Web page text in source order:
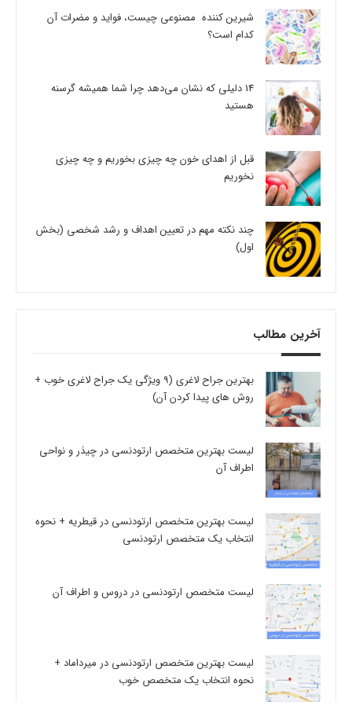
شیرین کننده مصنوعی چیست، فواید و مضرات آن
کدام است؟
14 دلیلی که نشان می‌دهد چرا شما همیشه گرسنه
هستید
قبل از اهدای خون چه چیزی بخوریم و چه چیزی
نخوریم
چند نکته مهم در تعیین اهداف و رشد شخصی (بخش
اول)
آخرین مطالب
بهترین جراح لاغری (9 ویژگی یک جراح لاغری خوب +
روش های پیدا کردن آن)
لیست بهترین متخصص ارتودنسی در چیذر و نواحی
اطراف آن
لیست بهترین متخصص ارتودنسی در قیطریه + نحوه
انتخاب یک متخصص ارتودنسی
لیست متخصص ارتودنسی در دروس و اطراف آن
لیست بهترین متخصص ارتودنسی در میرداماد +
نحوه انتخاب یک متخصص خوب